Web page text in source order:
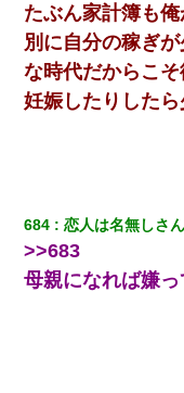
たぶん家計簿も
別に自分の稼ぎ
な時代だからこ
妊娠したりした
684 恋人は名無しさん
>>683
母親になれば嫌